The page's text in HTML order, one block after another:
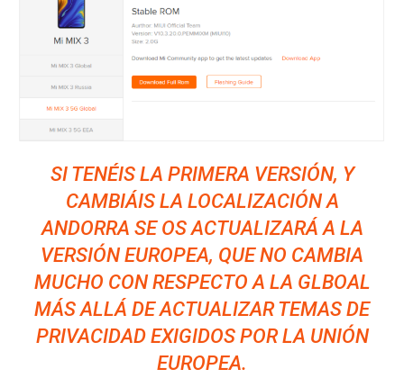
SI TENÉIS LA PRIMERA VERSIÓN, Y
CAMBIÁIS LA LOCALIZACIÓN A
ANDORRA SE OS ACTUALIZARÁ A LA
VERSIÓN EUROPEA, QUE NO CAMBIA
MUCHO CON RESPECTO A LA GLBOAL
MÁS ALLÁ DE ACTUALIZAR TEMAS DE
PRIVACIDAD EXIGIDOS POR LA UNIÓN
EUROPEA.